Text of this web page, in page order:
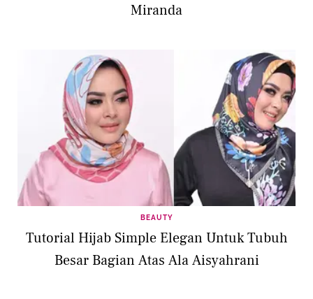
Miranda
BEAUTY
Tutorial Hijab Simple Elegan Untuk Tubuh
Besar Bagian Atas Ala Aisyahrani